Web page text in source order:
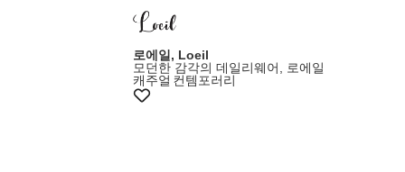
로에일, Loeil
모던한 감각의 데일리웨어, 로에일
캐주얼 컨템포러리